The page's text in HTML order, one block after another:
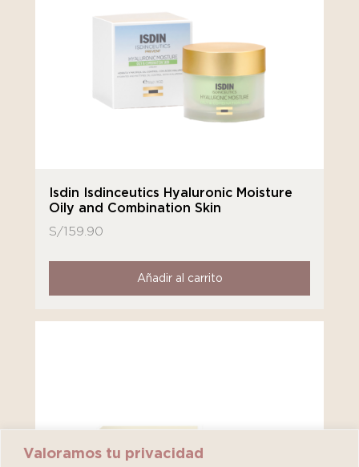
Valoramos tu privacidad
Isdin Isdinceutics Hyaluronic Moisture
Oily and Combination Skin
S/159.90
Añadir al carrito